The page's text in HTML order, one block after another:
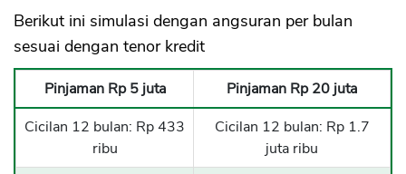
Berikut ini simulasi dengan angsuran per bulan
sesuai dengan tenor kredit
Pinjaman Rp 5 juta
Pinjaman Rp 20 juta
Cicilan 12 bulan: Rp 433
ribu
Cicilan 12 bulan: Rp 1.7
juta ribu